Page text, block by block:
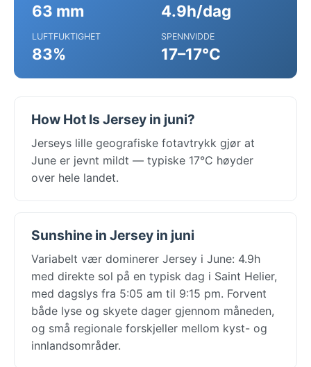
63 mm 4.9h/dag
LUFTFUKTIGHET
83%
SPENNVIDDE
17–17°C
How Hot Is Jersey in juni?
Jerseys lille geografiske fotavtrykk gjør at
June er jevnt mildt — typiske 17°C høyder
over hele landet.
Sunshine in Jersey in juni
Variabelt vær dominerer Jersey i June: 4.9h
med direkte sol på en typisk dag i Saint Helier,
med dagslys fra 5:05 am til 9:15 pm. Forvent
både lyse og skyete dager gjennom måneden,
og små regionale forskjeller mellom kyst- og
innlandsområder.